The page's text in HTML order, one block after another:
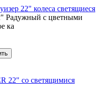
22" колеса светящиеся
Радужный с цветными
ка